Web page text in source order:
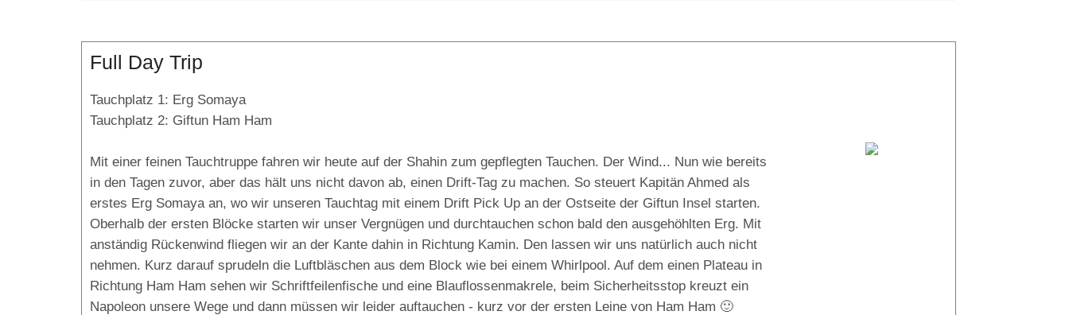
Full Day Trip
Tauchplatz 1: Erg Somaya
Tauchplatz 2: Giftun Ham Ham
Mit einer feinen Tauchtruppe fahren wir heute auf der Shahin zum gepflegten Tauchen. Der Wind... Nun wie bereits
in den Tagen zuvor, aber das hält uns nicht davon ab, einen Drift-Tag zu machen. So steuert Kapitän Ahmed als
erstes Erg Somaya an, wo wir unseren Tauchtag mit einem Drift Pick Up an der Ostseite der Giftun Insel starten.
Oberhalb der ersten Blöcke starten wir unser Vergnügen und durchtauchen schon bald den ausgehöhlten Erg. Mit
anständig Rückenwind fliegen wir an der Kante dahin in Richtung Kamin. Den lassen wir uns natürlich auch nicht
nehmen. Kurz darauf sprudeln die Luftbläschen aus dem Block wie bei einem Whirlpool. Auf dem einen Plateau in
Richtung Ham Ham sehen wir Schriftfeilenfische und eine Blauflossenmakrele, beim Sicherheitsstop kreuzt ein
Napoleon unsere Wege und dann müssen wir leider auftauchen - kurz vor der ersten Leine von Ham Ham 🙂